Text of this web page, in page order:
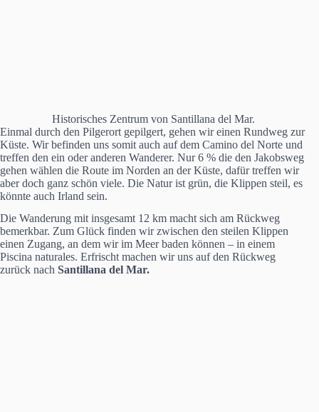
Historisches Zentrum von Santillana del Mar.
Einmal durch den Pilgerort gepilgert, gehen wir einen Rundweg zur
Küste. Wir befinden uns somit auch auf dem Camino del Norte und
treffen den ein oder anderen Wanderer. Nur 6 % die den Jakobsweg
gehen wählen die Route im Norden an der Küste, dafür treffen wir
aber doch ganz schön viele. Die Natur ist grün, die Klippen steil, es
könnte auch Irland sein.
Die Wanderung mit insgesamt 12 km macht sich am Rückweg
bemerkbar. Zum Glück finden wir zwischen den steilen Klippen
einen Zugang, an dem wir im Meer baden können – in einem
Piscina naturales. Erfrischt machen wir uns auf den Rückweg
zurück nach Santillana del Mar.